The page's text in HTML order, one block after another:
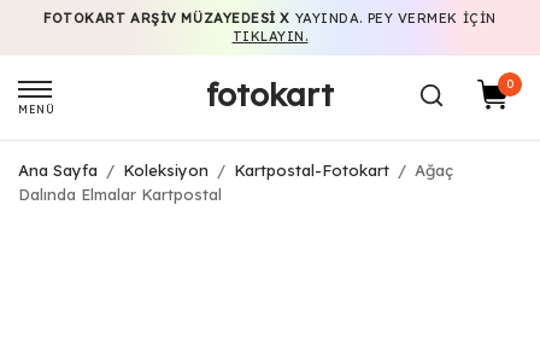
FOTOKART ARŞIV MÜZAYEDESI X YAYINDA. PEY VERMEK IÇIN
TIKLAYIN.
MENÜ fotokart 0
Ana Sayfa / Koleksiyon / Kartpostal-Fotokart / Ağaç
Dalında Elmalar Kartpostal